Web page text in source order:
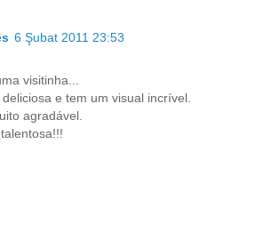
6 Şubat 2011 23:53
visitinha...
e tem um visual incrível.
agradável.